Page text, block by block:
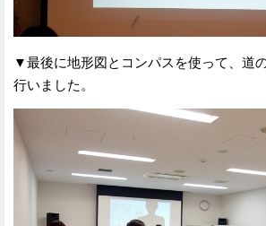
▼最後に地形図とコンパスを使って、道
行いました。